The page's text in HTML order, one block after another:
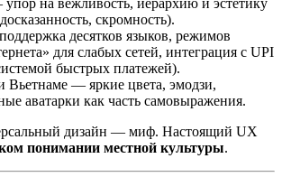
скромность).
десятков языков, режимов
для слабых сетей, интеграция с UPI
быстрых платежей).
Вьетнаме — яркие цвета, эмодзи,
аватарки как часть самовыражения.
дизайн — миф. Настоящий UX
понимании местной культуры.